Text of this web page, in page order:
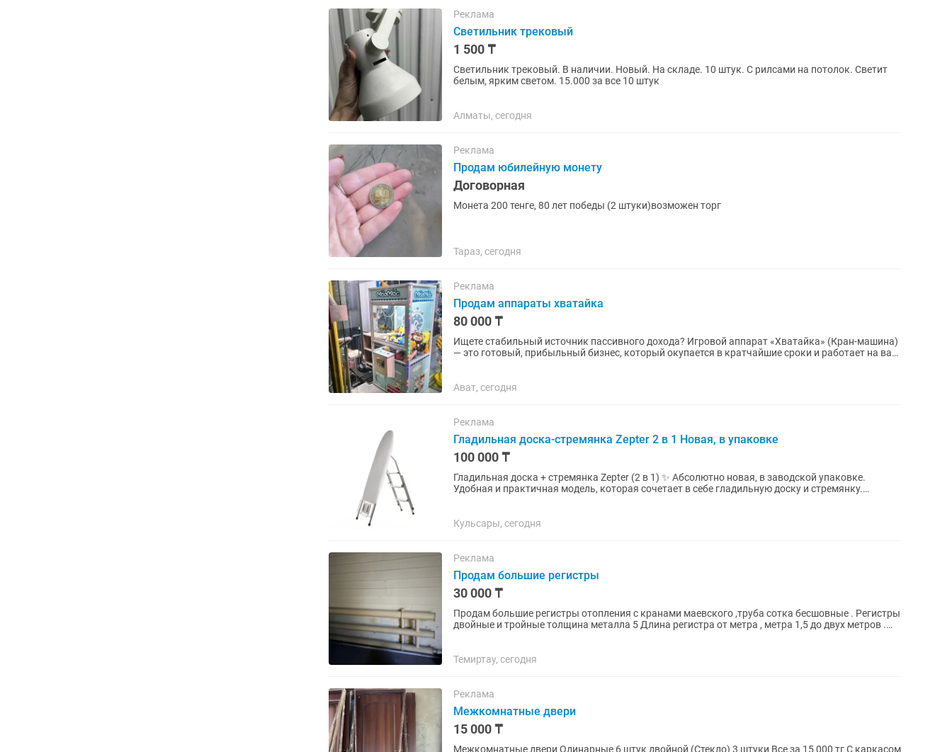
Реклама
Светильник трековый
1 500 ₸
Светильник трековый. В наличии. Новый. На складе. 10 штук. С рилсами на потолок. Светит
белым, ярким светом. 15.000 за все 10 штук
Алматы, сегодня
Реклама
Продам юбилейную монету
Договорная
Монета 200 тенге, 80 лет победы (2 штуки)возможен торг
Тараз, сегодня
Реклама
Продам аппараты хватайка
80 000 ₸
Ищете стабильный источник пассивного дохода? Игровой аппарат «Хватайка» (Кран-машина)
— это готовый, прибыльный бизнес, который окупается в кратчайшие сроки и работает на вас
Ават, сегодня
Реклама
Гладильная доска-стремянка Zepter 2 в 1 Новая, в упаковке
100 000 ₸
Гладильная доска + стремянка Zepter (2 в 1) ✨ Абсолютно новая, в заводской упаковке.
Удобная и практичная модель, которая сочетает в себе гладильную доску и стремянку.
Кульсары, сегодня
Реклама
Продам большие регистры
30 000 ₸
Продам большие регистры отопления с кранами маевского ,труба сотка бесшовные . Регистры
двойные и тройные толщина металла 5 Длина регистра от метра , метра 1,5 до двух метров .
Темиртау, сегодня
Реклама
Межкомнатные двери
15 000 ₸
Межкомнатные двери Одинарные 6 штук двойной (Стекло) 3 штуки Все за 15 000 тг С каркасом